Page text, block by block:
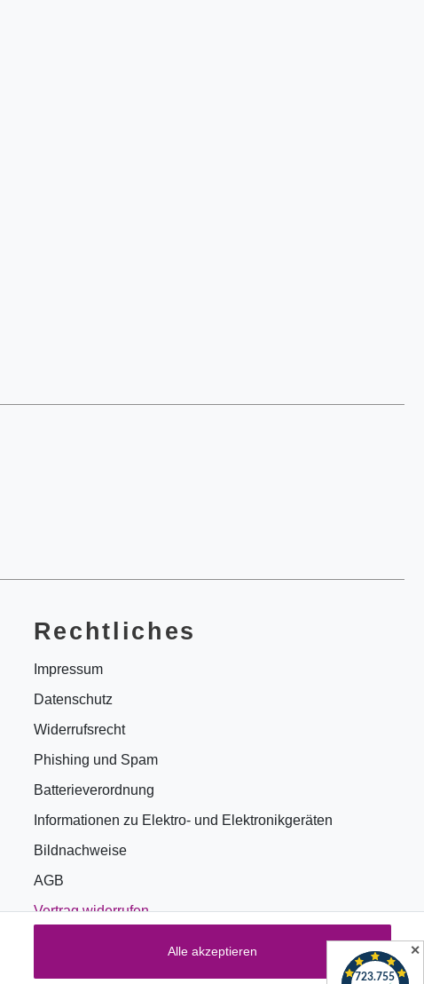
Alle akzeptieren
Rechtliches
Impressum
Datenschutz
Widerrufsrecht
Phishing und Spam
Batterieverordnung
Informationen zu Elektro- und Elektronikgeräten
Bildnachweise
AGB
Vertrag widerrufen
✕